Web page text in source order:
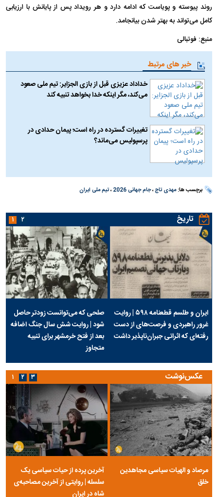
روند پیوسته و پویاست که ادامه دارد و هر رویداد پس از پایانش با ارزیابی
کامل می‌تواند به بهتر شدن بیانجامد.
منبع: فوتبالی
خبر های مرتبط
خداداد عزیزی قبل از بازی الجزایر: تیم ملی صعود
می‌کند، مگر اینکه خدا بخواهد تنبیه کند ⁠
تغییرات گسترده در راه است؛ پیمان حدادی در
پرسپولیس می‌ماند؟
برچسب ها:مهدی تاج،جام جهانی 2026 ،تیم ملی ایران
تاریخ
ایران و طلسم قطعنامه ۵۹۸ | روایت
غرور راهبردی و فرصت‌های از دست
رفته‌ای که اثراتی جبران‌ناپذیر داشت
صلحی که می‌توانست زودتر حاصل
شود | روایت شش سال جنگ اضافه
بعد از فتح خرمشهر برای تنبیه
متجاوز
۱ ۲
عکس‌نوشت
مرصاد و الهیات سیاسی مجاهدین
خلق
آخرین پرده از حیات سیاسی یک
سلسله | روایتی از آخرین مصاحبه‌ی
شاه در ایران
۱ ۲ ۳